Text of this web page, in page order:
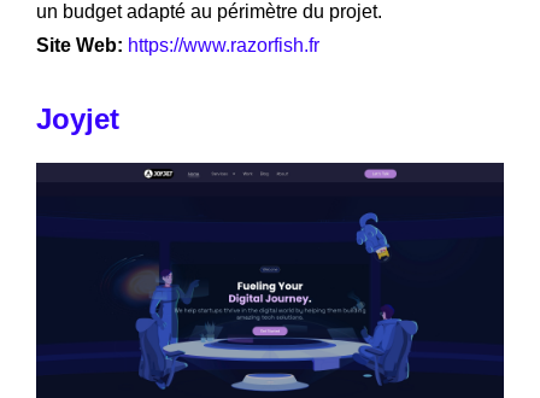
un budget adapté au périmètre du projet.
Site Web: https://www.razorfish.fr
Joyjet